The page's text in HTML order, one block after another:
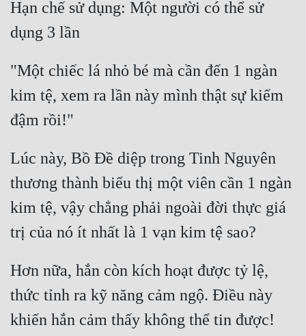
Hạn chế sử dụng: Một người có thể sử
"Một chiếc lá nhỏ bé mà cần đến 1 ngàn
kim tệ, xem ra lần này mình thật sự kiếm
Lúc này, Bồ Đề diệp trong Tinh Nguyên
thương thành biểu thị một viên cần 1 ngàn
kim tệ, vậy chẳng phải ngoài đời thực giá
Hơn nữa, hắn còn kích hoạt được tỷ lệ,
thức tỉnh ra kỹ năng cảm ngộ. Điều này